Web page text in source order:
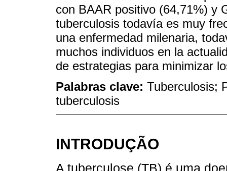
con BAAR positivo (64,71%) y
tuberculosis todavía es muy
una enfermedad milenaria,
muchos individuos en la
de estrategias para minimizar
Palabras clave: Tuberculosis;
tuberculosis
INTRODUÇÃO
A tuberculose (TB) é uma